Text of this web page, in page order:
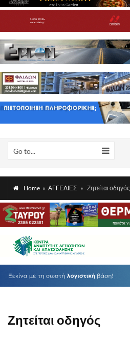
Go to...
Home » ΑΓΓΕΛΙΕΣ » Ζητείται οδηγός
Ζητείται οδηγός